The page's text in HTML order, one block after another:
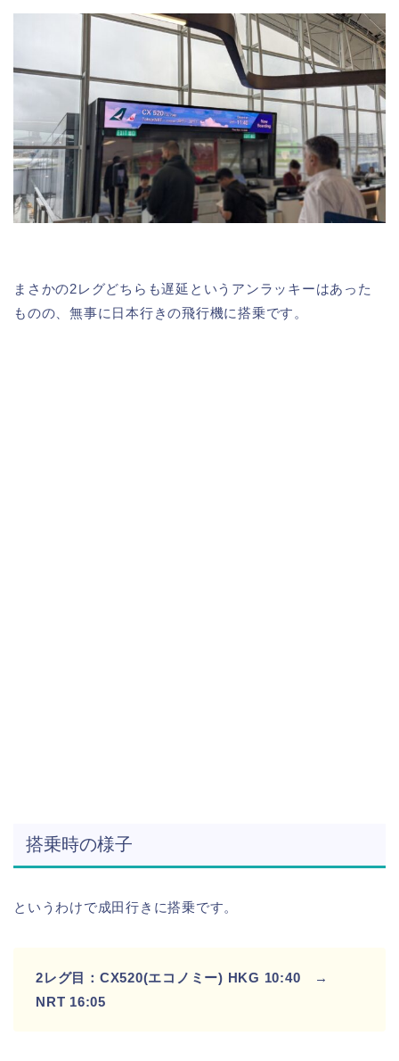
まさかの2レグどちらも遅延というアンラッキーはあった
ものの、無事に日本行きの飛行機に搭乗です。
搭乗時の様子
というわけで成田行きに搭乗です。
2レグ目：CX520(エコノミー) HKG 10:40 →
NRT 16:05